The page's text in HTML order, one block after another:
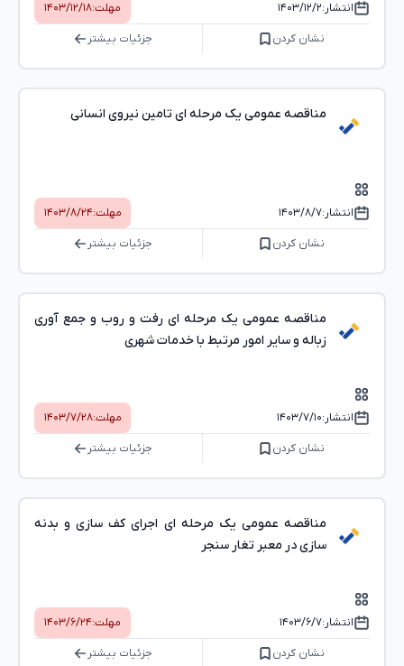
انتشار:۱۴۰۳/۱۲/۲ مهلت:۱۴۰۳/۱۲/۱۸
نشان کردن جزئیات بیشتر
مناقصه عمومی یک مرحله ای تامین نیروی انسانی
انتشار:۱۴۰۳/۸/۷ مهلت:۱۴۰۳/۸/۲۴
نشان کردن جزئیات بیشتر
مناقصه عمومی یک مرحله ای رفت و روب و جمع آوری
زباله و سایر امور مرتبط با خدمات شهری
انتشار:۱۴۰۳/۷/۱۰ مهلت:۱۴۰۳/۷/۲۸
نشان کردن جزئیات بیشتر
مناقصه عمومی یک مرحله ای اجرای کف سازی و بدنه
سازی در معبر تغار سنجر
انتشار:۱۴۰۳/۶/۷ مهلت:۱۴۰۳/۶/۲۴
نشان کردن جزئیات بیشتر